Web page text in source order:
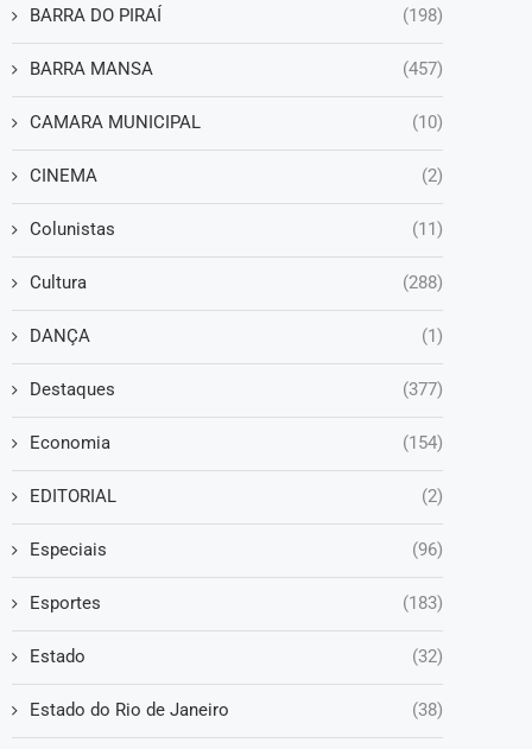
BARRA DO PIRAÍ (198)
BARRA MANSA (457)
CAMARA MUNICIPAL (10)
CINEMA (2)
Colunistas (11)
Cultura (288)
DANÇA (1)
Destaques (377)
Economia (154)
EDITORIAL (2)
Especiais (96)
Esportes (183)
Estado (32)
Estado do Rio de Janeiro (38)